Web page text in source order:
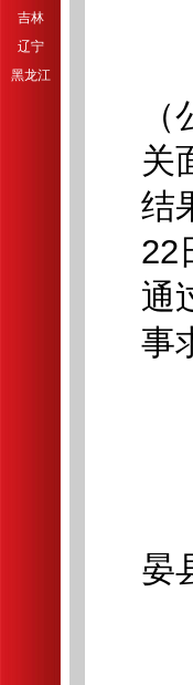
吉林
辽宁
黑龙江
关
结
22
通
事
晏